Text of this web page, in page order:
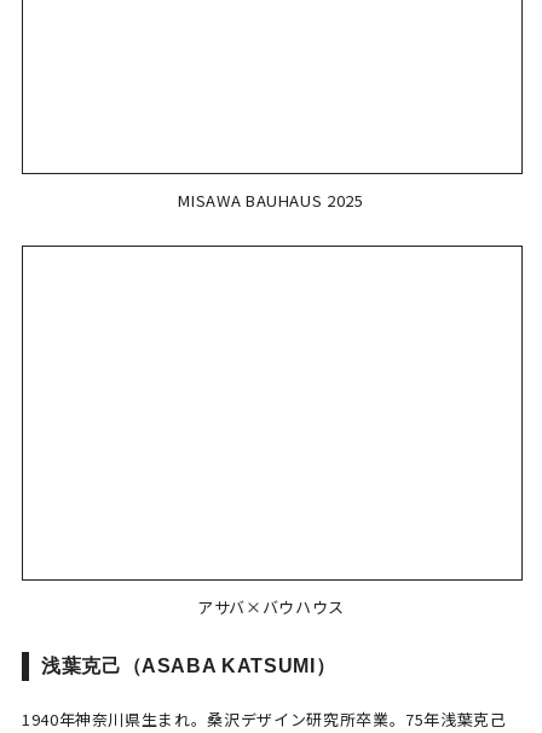
MISAWA BAUHAUS 2025
アサバ×バウハウス
浅葉克己（ASABA KATSUMI）
1940年神奈川県生まれ。桑沢デザイン研究所卒業。75年浅葉克己